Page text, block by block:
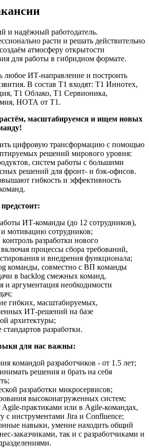
и надёжный работодатель.
расти и решать действительно
атмосферу открытости
для работы в гибридном формате.
ИТ-направление и построить
В состав Т1 входят: Т1 Иннотех,
Т1 Облако, Т1 Сервионика,
НОТА от Т1.
масштабируемся и ищем новых
цифровую трансформацию с помощью
решений мирового уровня:
систем работы с большими
решений для фронт- и бэк-офисов.
гибкость и эффективность
ИТ-команды (до 12 сотрудников),
мотивацию сотрудников;
разработки нового
процессы сбора требований,
и внедрения функционала;
команды, совместно с ВП команды
в backlog смежных команд,
и аргументация необходимости
гибких, масштабируемых,
ИТ-решений на базе
архитектуры;
разработки.
для нас важны:
командой разработчиков - от 1.5 лет;
решения и брать на себя
разработки микросервисов;
высоконагруженных систем;
практиками или в Agile-командах,
с инструментами Jira и Confluence;
навыки, умение находить общий
заказчиками, так и с разработчиками и